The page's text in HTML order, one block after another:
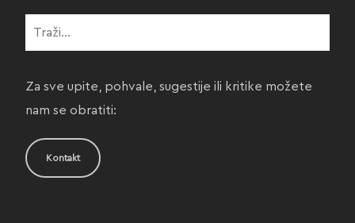
Za sve upite, pohvale, sugestije ili kritike možete
nam se obratiti:
Kontakt